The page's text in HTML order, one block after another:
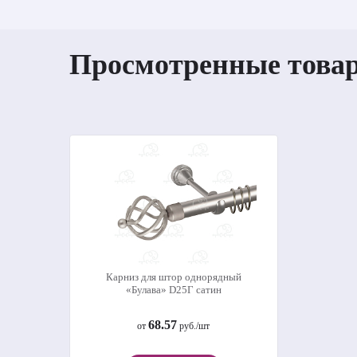
Просмотренные
Карниз для штор однорядный
«Булава» D25Г сатин
от68.57 руб./шт